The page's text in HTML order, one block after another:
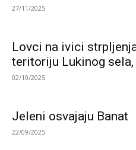
27/11/2025
Lovci na ivici
teritoriju Lukinog
02/10/2025
Jeleni osvajaju Banat
22/09/2025